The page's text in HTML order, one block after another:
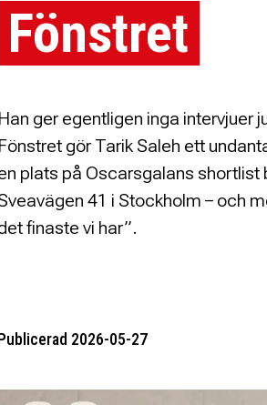
Fönstret
Han ger egentligen inga intervjuer
Fönstret gör Tarik Saleh ett
plats på Oscarsgalans shortlist
41 i Stockholm – och
finaste vi har”.
2026-05-27